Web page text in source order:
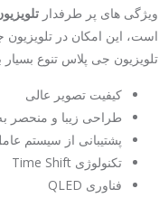
ویژگی های پر طرفدار
است، این امکان در تلویزیون
تلویزیون جی پلاس تنوع بسیار
کیفیت تصویر عالی
طراحی زیبا و منحصر
پشتیبانی از سیستم
تکنولوژی Time Shift
فناوری QLED